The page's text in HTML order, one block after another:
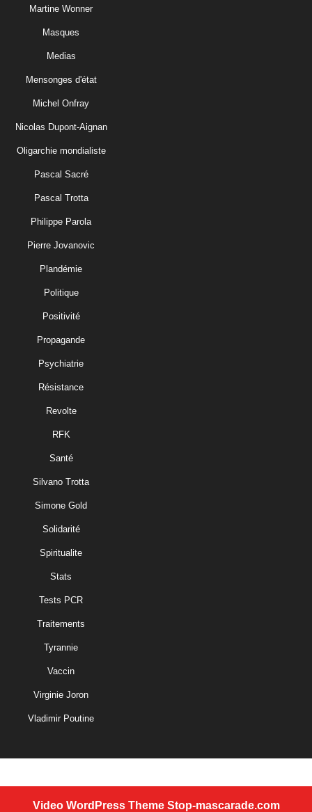
Martine Wonner
Masques
Medias
Mensonges d'état
Michel Onfray
Nicolas Dupont-Aignan
Oligarchie mondialiste
Pascal Sacré
Pascal Trotta
Philippe Parola
Pierre Jovanovic
Plandémie
Politique
Positivité
Propagande
Psychiatrie
Résistance
Revolte
RFK
Santé
Silvano Trotta
Simone Gold
Solidarité
Spiritualite
Stats
Tests PCR
Traitements
Tyrannie
Vaccin
Virginie Joron
Vladimir Poutine
Video WordPress Theme Stop-mascarade.com